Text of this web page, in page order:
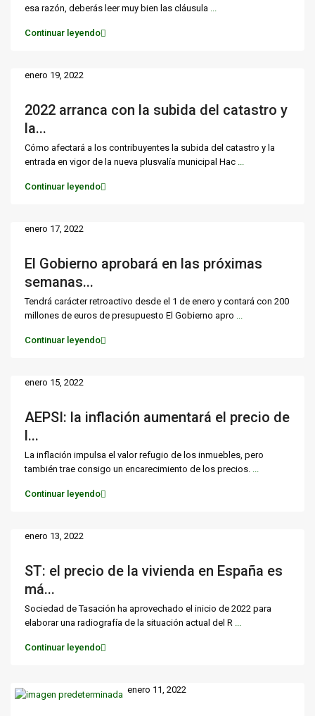
esa razón, deberás leer muy bien las cláusula ...
Continuar leyendo
2022 arranca con la subida del catastro y
la...
enero 19, 2022
Cómo afectará a los contribuyentes la subida del catastro y la
entrada en vigor de la nueva plusvalía municipal Hac ...
Continuar leyendo
El Gobierno aprobará en las próximas
semanas...
enero 17, 2022
Tendrá carácter retroactivo desde el 1 de enero y contará con 200
millones de euros de presupuesto El Gobierno apro ...
Continuar leyendo
AEPSI: la inflación aumentará el precio de
l...
enero 15, 2022
La inflación impulsa el valor refugio de los inmuebles, pero
también trae consigo un encarecimiento de los precios. ...
Continuar leyendo
ST: el precio de la vivienda en España es
má...
enero 13, 2022
Sociedad de Tasación ha aprovechado el inicio de 2022 para
elaborar una radiografía de la situación actual del R ...
Continuar leyendo
enero 11, 2022